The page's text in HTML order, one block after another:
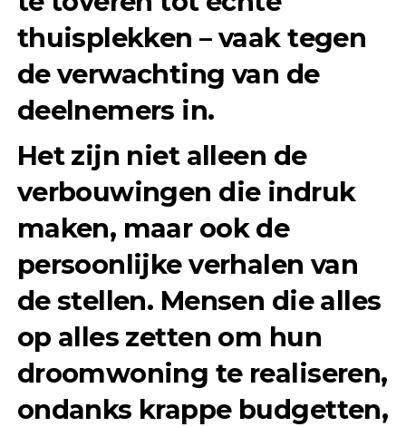
thuisplekken – vaak tegen
de verwachting van de
deelnemers in.
Het zijn niet alleen de
verbouwingen die indruk
maken, maar ook de
persoonlijke verhalen van
de stellen. Mensen die alles
op alles zetten om hun
droomwoning te realiseren,
ondanks krappe budgetten,